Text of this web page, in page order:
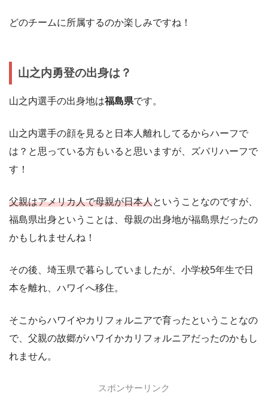
どのチームに所属するのか楽しみですね！
山之内勇登の出身は？
山之内選手の出身地は福島県です。
山之内選手の顔を見ると日本人離れしてるからハーフで
は？と思っている方もいると思いますが、ズバリハーフで
す！
父親はアメリカ人で母親が日本人ということなのですが、
福島県出身ということは、母親の出身地が福島県だったの
かもしれませんね！
その後、埼玉県で暮らしていましたが、小学校5年生で日
本を離れ、ハワイへ移住。
そこからハワイやカリフォルニアで育ったということなの
で、父親の故郷がハワイかカリフォルニアだったのかもし
れません。
スポンサーリンク